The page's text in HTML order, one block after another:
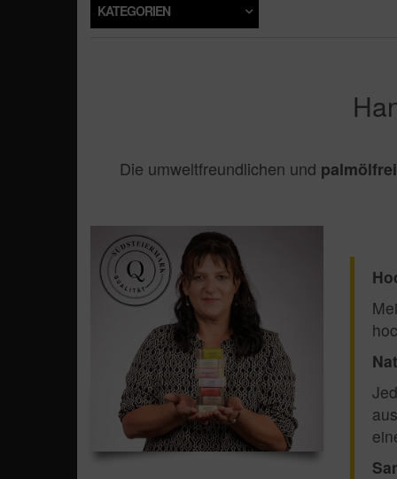
KATEGORIEN
Die umweltfreundlichen und